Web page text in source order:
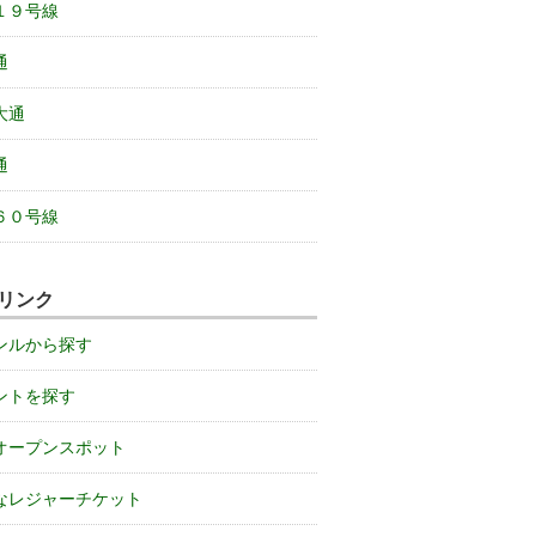
９号線
通
０号線
ンク
ルから探す
トを探す
ープンスポット
レジャーチケット